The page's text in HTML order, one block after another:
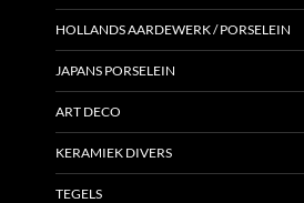
HOLLANDS AARDEWERK / PORSELEIN
JAPANS PORSELEIN
ART DECO
KERAMIEK DIVERS
TEGELS